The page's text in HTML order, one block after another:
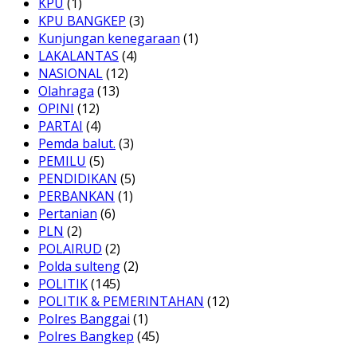
KPU BANGKEP (3)
Kunjungan kenegaraan (1)
LAKALANTAS (4)
NASIONAL(12)
Olahraga (13)
OPINI (12)
PARTAI (4)
Pemda balut. (3)
PEMILU (5)
PENDIDIKAN (5)
PERBANKAN (1)
Pertanian (6)
PLN (2)
POLAIRUD (2)
Polda sulteng(2)
POLITIK(145)
POLITIK & PEMERINTAHAN (12)
Polres Banggai (1)
Polres Bangkep (45)